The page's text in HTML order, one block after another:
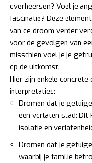
overheersen? Voel je
fascinatie? Deze
van de droom verder
voor de gevolgen van
misschien voel je je
op de uitkomst.
Hier zijn enkele concrete
interpretaties:
Dromen dat je
een verlaten stad: Dit
isolatie en
Dromen dat je
waarbij je familie